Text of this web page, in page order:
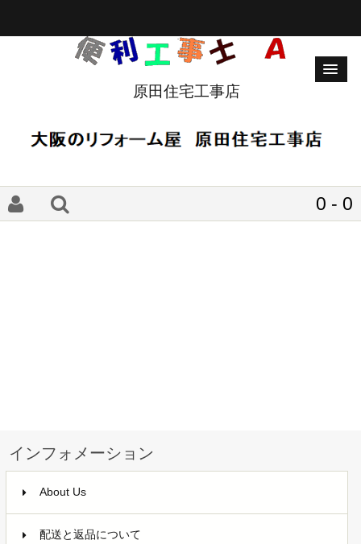
原田住宅工事店
0 - 0
インフォメーション
About Us
配送と返品について